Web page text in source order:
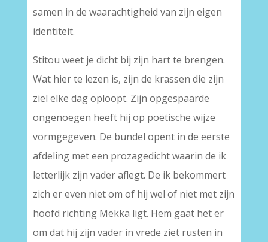
samen in de waarachtigheid van zijn eigen
identiteit.
Stitou weet je dicht bij zijn hart te brengen.
Wat hier te lezen is, zijn de krassen die zijn
ziel elke dag oploopt. Zijn opgespaarde
ongenoegen heeft hij op poëtische wijze
vormgegeven. De bundel opent in de eerste
afdeling met een prozagedicht waarin de ik
letterlijk zijn vader aflegt. De ik bekommert
zich er even niet om of hij wel of niet met zijn
hoofd richting Mekka ligt. Hem gaat het er
om dat hij zijn vader in vrede ziet rusten in